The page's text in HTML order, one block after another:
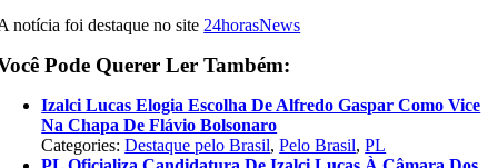
notícia foi destaque no site 24horasNews
Pode Querer Ler Também:
Izalci Lucas Elogia Escolha De Alfredo Gaspar Como Vice
Na Chapa De Flávio Bolsonaro
Categories:Destaque pelo Brasil,Pelo Brasil,PL